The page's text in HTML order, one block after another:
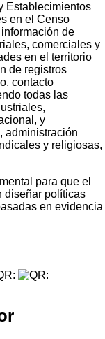
Establecimientos
en el Censo
de
comerciales y
en el territorio
de registros
contacto
todas las
y
administración
y religiosas,
para que el
diseñar políticas
en evidencia